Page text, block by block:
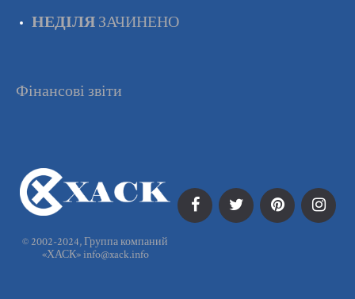
НЕДІЛЯЗАЧИНЕНО
Фінансові звіти
© 2002-2024, Группа компаний
«ХАСК»info@xack.info